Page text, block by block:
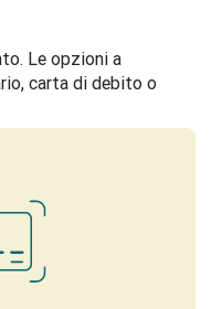
Le opzioni a
carta di debito o